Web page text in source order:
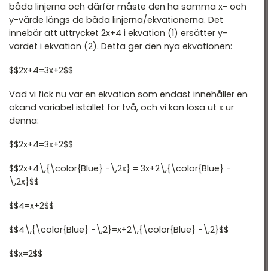
båda linjerna och därför måste den ha samma x- och
y-värde längs de båda linjerna/ekvationerna. Det
innebär att uttrycket 2x+4 i ekvation (1) ersätter y-
värdet i ekvation (2). Detta ger den nya ekvationen:
$$2x+4=3x+2$$
Vad vi fick nu var en ekvation som endast innehåller en
okänd variabel istället för två, och vi kan lösa ut x ur
denna:
$$2x+4=3x+2$$
$$2x+4\,{\color{Blue} -\,2x} = 3x+2\,{\color{Blue} -
\,2x}$$
$$4=x+2$$
$$4\,{\color{Blue} -\,2}=x+2\,{\color{Blue} -\,2}$$
$$x=2$$